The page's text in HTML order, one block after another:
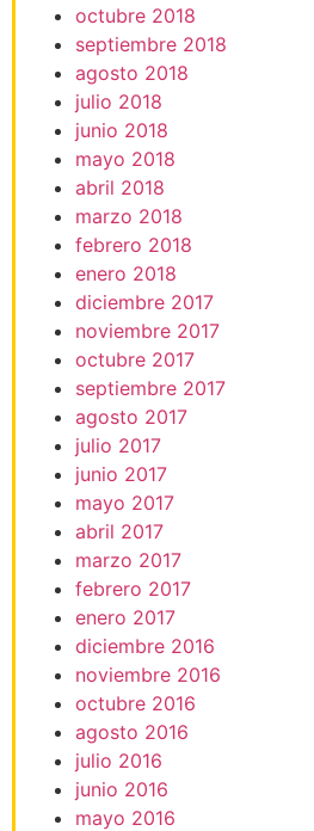
octubre 2018
septiembre 2018
agosto 2018
julio 2018
junio 2018
mayo 2018
abril 2018
marzo 2018
febrero 2018
enero 2018
diciembre 2017
noviembre 2017
octubre 2017
septiembre 2017
agosto 2017
julio 2017
junio 2017
mayo 2017
abril 2017
marzo 2017
febrero 2017
enero 2017
diciembre 2016
noviembre 2016
octubre 2016
agosto 2016
julio 2016
junio 2016
mayo 2016